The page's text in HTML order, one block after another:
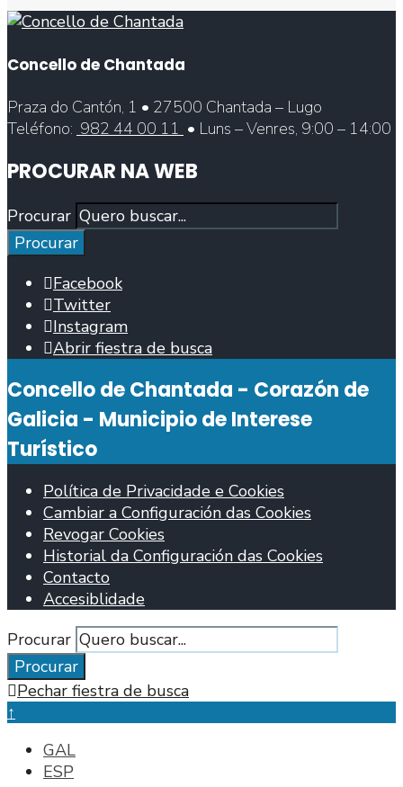
Concello de Chantada
Praza do Cantón, 1 • 27500 Chantada – Lugo
Teléfono: 982 44 00 11 • Luns – Venres, 9:00 – 14:00
PROCURAR NA WEB
Procurar
Procurar
Facebook
Twitter
Instagram
Abrir fiestra de busca
Concello de Chantada - Corazón de
Galicia - Municipio de Interese
Turístico
Política de Privacidade e Cookies
Cambiar a Configuración das Cookies
Revogar Cookies
Historial da Configuración das Cookies
Contacto
Accesiblidade
Procurar
Procurar
Pechar fiestra de busca
↑
GAL
ESP